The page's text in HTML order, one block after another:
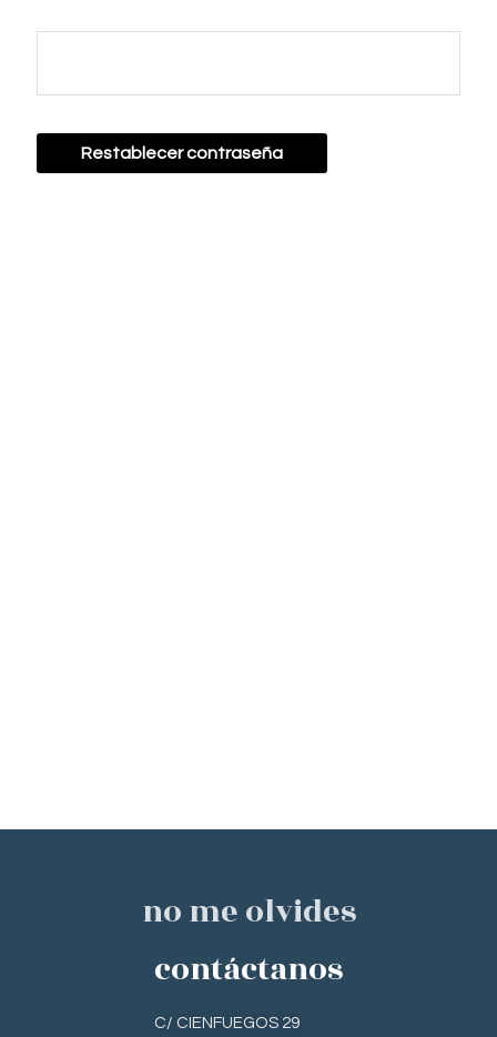
Restablecer contraseña
no me olvides
contáctanos
C/ CIENFUEGOS 29